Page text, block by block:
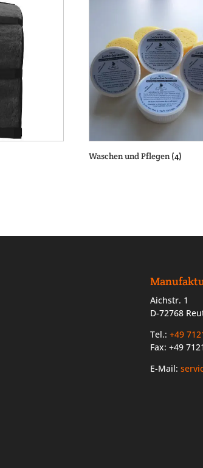
Waschen und Pflegen(4)
Aichstr. 1
D-72768
Tel.: +49
Fax: +49
E-Mail: